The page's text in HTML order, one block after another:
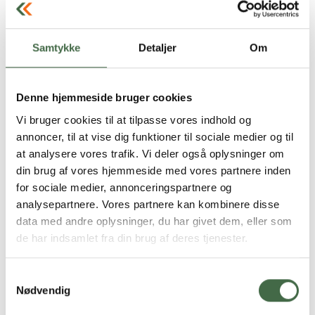
Samtykke Detaljer Om
Denne hjemmeside bruger cookies
Vi bruger cookies til at tilpasse vores indhold og
annoncer, til at vise dig funktioner til sociale medier og til
at analysere vores trafik. Vi deler også oplysninger om
din brug af vores hjemmeside med vores partnere inden
for sociale medier, annonceringspartnere og
analysepartnere. Vores partnere kan kombinere disse
data med andre oplysninger, du har givet dem, eller som
de har indsamlet fra din brug af deres tjenester.
Nødvendig
(Centralorganisationernes Fællesudvalg) står HKKF dog
stadig ved det resultat, som vi var med til at indgå ved
OK18. Det gælder også i den nuværende situation.
HKKF?
At det enkelte medlem, alt efter ansættelsesform, går ca.
50 til 60 kroner ned i løn pr. måned før skat på
basislønnen. Herudover vil der være en nedgang på 0,25
procent på tillæggene.
Alternativet til lønnedgangen den 1. februar 2021 ville
være at udsætte den negative lønregulering til et
senere tidspunkt. Dermed ville vi skubbe en gæld foran
os - og med ind i OK21-perioden. Det ønsker vi ikke, da
det ikke ville være gavnligt for muligheden for at indgå
en god overenskomst.